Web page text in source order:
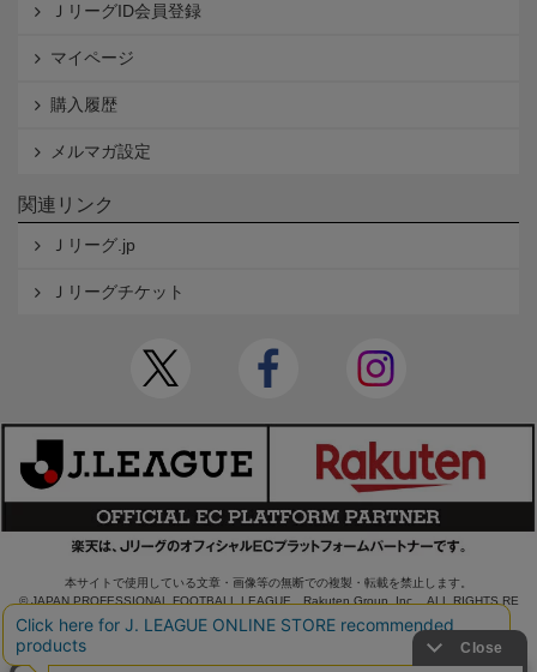
ＪリーグID会員登録
マイページ
購入履歴
メルマガ設定
関連リンク
Ｊリーグ.jp
Ｊリーグチケット
本サイトで使用している文章・画像等の無断での複製・転載を禁止します。
© JAPAN PROFESSIONAL FOOTBALL LEAGUE Rakuten Group, Inc. ALL RIGHTS RE
SERVED.